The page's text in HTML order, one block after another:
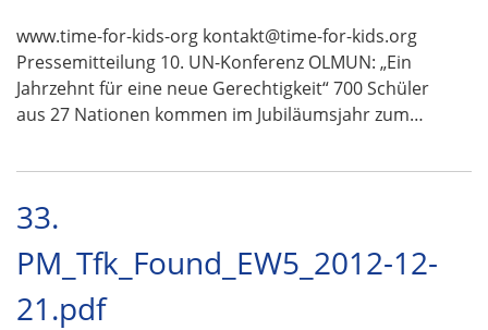
www.time-for-kids-org kontakt@time-for-kids.org
Pressemitteilung 10. UN-Konferenz OLMUN: „Ein
Jahrzehnt für eine neue Gerechtigkeit“ 700 Schüler
aus 27 Nationen kommen im Jubiläumsjahr zum…
33.
PM_Tfk_Found_EW5_2012-12-
21.pdf